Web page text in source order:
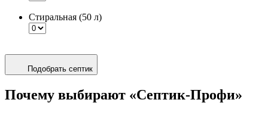
Стиральная (50 л)
Подобрать септик
Почему выбирают «Септик-Профи»